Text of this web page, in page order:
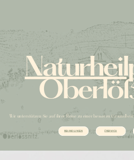
ÜBER MICH
BEHANDLUNGEN
Wir unterstützen Sie auf ihrer Reise zu einer besseren